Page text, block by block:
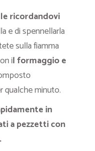
ricordandovi
e di spennellarla
sulla fiamma
il formaggio e
qualche minuto.
in
a pezzetti con